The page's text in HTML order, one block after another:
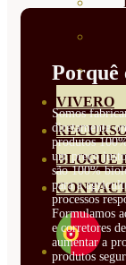
VIVERO
BLOGUE
Porquê
Somos
diretamente
produtos
um preço
são 100%
para a
processos
Formulamos
e corretores
aumentar a
produtos